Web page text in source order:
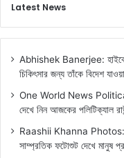
Latest News
Abhishek Banerjee:
চিকিৎসার জন্য তাঁকে বিদেশ
One World News Political:
দেখে নিন আজকের পলিটিক্যাল
Raashii Khanna Photos:
সাম্প্রতিক ফটোশুট দেখে মানুষ